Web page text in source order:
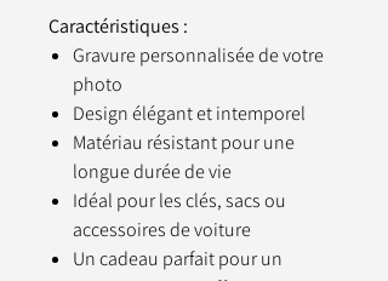
Caractéristiques :
Gravure personnalisée de votre
photo
Design élégant et intemporel
Matériau résistant pour une
longue durée de vie
Idéal pour les clés, sacs ou
accessoires de voiture
Un cadeau parfait pour un